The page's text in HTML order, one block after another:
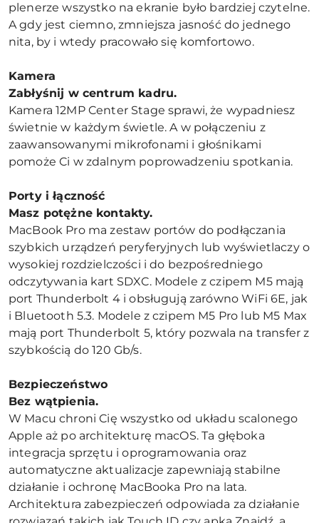
plenerze wszystko na ekranie było bardziej czytelne.
A gdy jest ciemno, zmniejsza jasność do jednego
nita, by i wtedy pracowało się komfortowo.
Kamera
Zabłyśnij w centrum kadru.
Kamera 12MP Center Stage sprawi, że wypadniesz
świetnie w każdym świetle. A w połączeniu z
zaawansowanymi mikrofonami i głośnikami
pomoże Ci w zdalnym poprowadzeniu spotkania.
Porty i łączność
Masz potężne kontakty.
MacBook Pro ma zestaw portów do podłączania
szybkich urządzeń peryferyjnych lub wyświetlaczy o
wysokiej rozdzielczości i do bezpośredniego
odczytywania kart SDXC. Modele z czipem M5 mają
port Thunderbolt 4 i obsługują zarówno WiFi 6E, jak
i Bluetooth 5.3. Modele z czipem M5 Pro lub M5 Max
mają port Thunderbolt 5, który pozwala na transfer z
szybkością do 120 Gb/s.
Bezpieczeństwo
Bez wątpienia.
W Macu chroni Cię wszystko od układu scalonego
Apple aż po architekturę macOS. Ta głęboka
integracja sprzętu i oprogramowania oraz
automatyczne aktualizacje zapewniają stabilne
działanie i ochronę MacBooka Pro na lata.
Architektura zabezpieczeń odpowiada za działanie